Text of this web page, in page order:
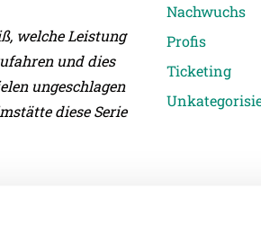
welche Leistung
und dies
ungeschlagen
diese Serie
Nachwuchs
Profis
Ticketing